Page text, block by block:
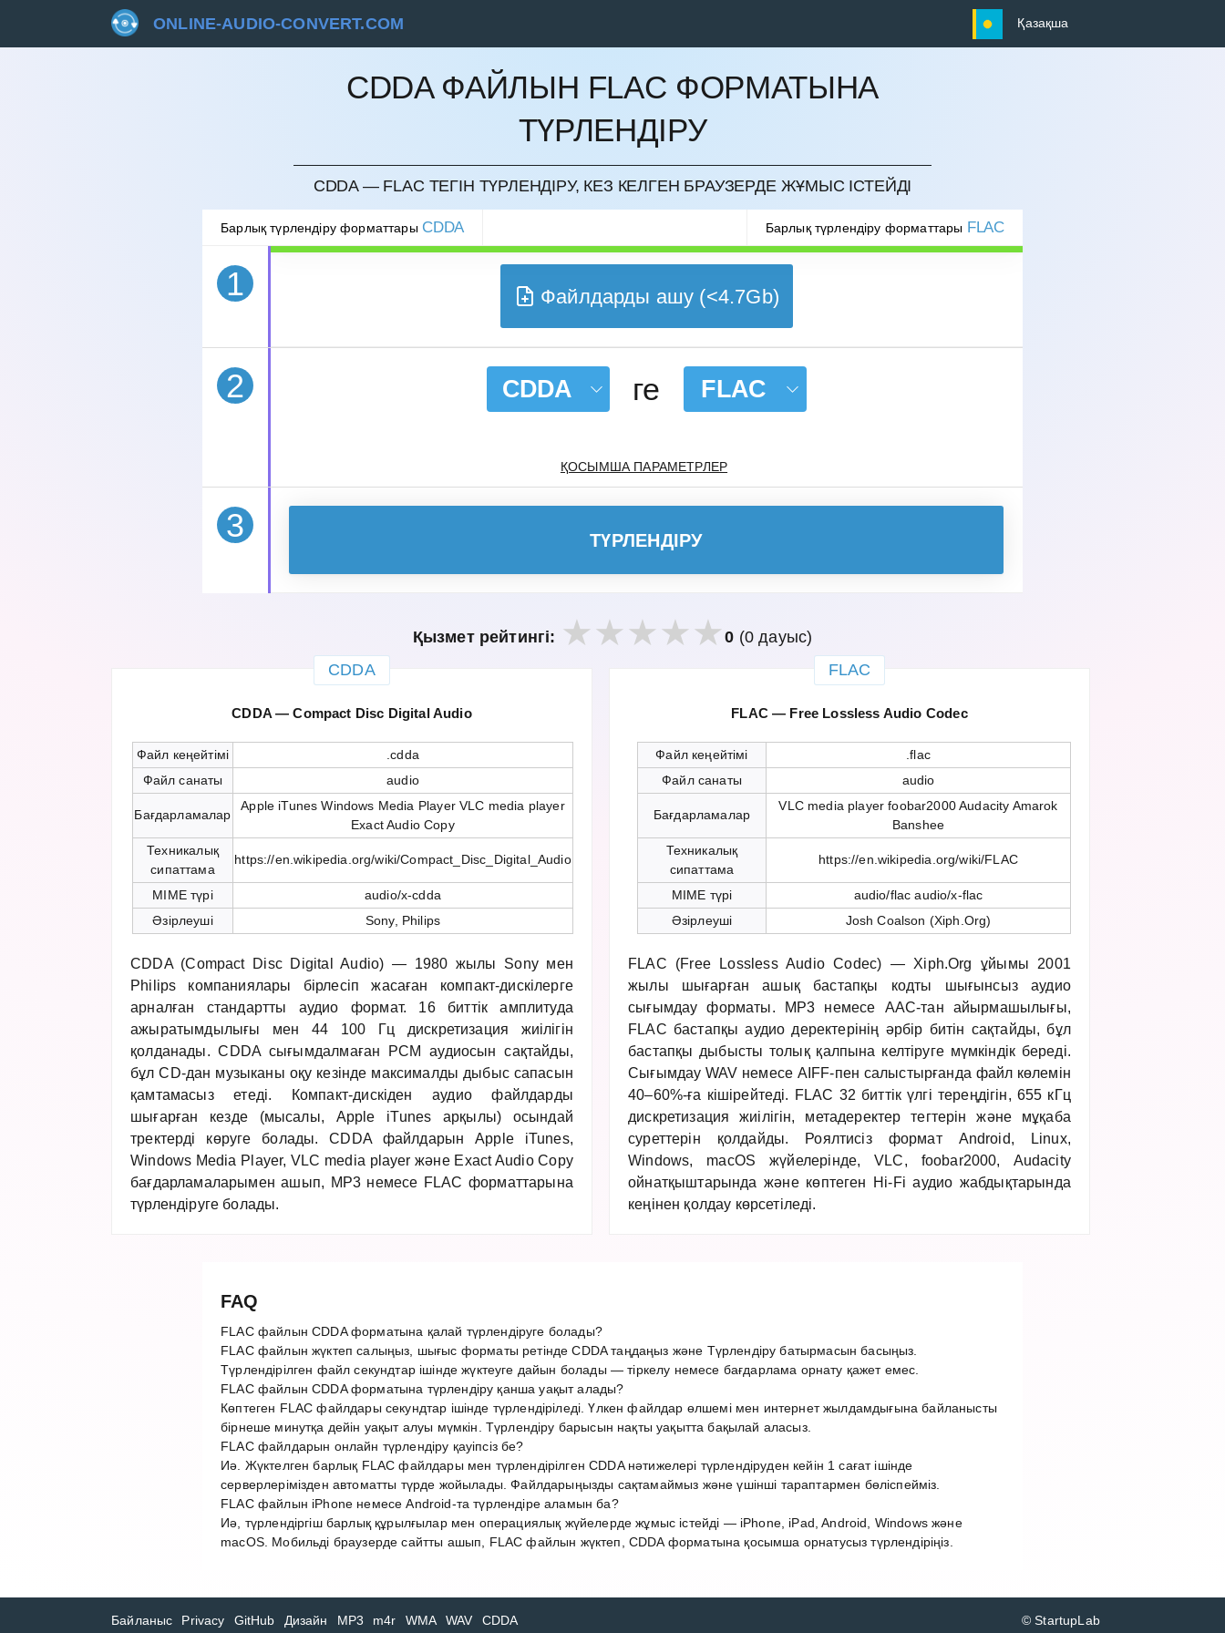
ONLINE-AUDIO-CONVERT.COM Қазақша
CDDA ФАЙЛЫН FLAC ФОРМАТЫНА
ТҮРЛЕНДІРУ
CDDA — FLAC ТЕГІН ТҮРЛЕНДІРУ, КЕЗ КЕЛГЕН БРАУЗЕРДЕ ЖҰМЫС ІСТЕЙДІ
Барлық түрлендіру форматтары CDDA Барлық түрлендіру форматтары FLAC
1
БОЛДЫРМАУ
Файлдарды ашу (<4.7Gb)
2 CDDA ге FLAC
ҚОСЫМША ПАРАМЕТРЛЕР
3 ТҮРЛЕНДІРУ
Қызмет рейтингі: 0 (0 дауыс)
CDDA
CDDA — Compact Disc Digital Audio
Файл кеңейтімі
.cdda
Файл санаты
audio
Бағдарламалар
Apple iTunes Windows Media Player VLC media player
Exact Audio Copy
Техникалық
сипаттама
https://en.wikipedia.org/wiki/Compact_Disc_Digital_Audio
MIME түрі
audio/x-cdda
Әзірлеуші
Sony, Philips
CDDA (Compact Disc Digital Audio) — 1980 жылы Sony мен
Philips компаниялары бірлесіп жасаған компакт-дискілерге
арналған стандартты аудио формат. 16 биттік амплитуда
ажыратымдылығы мен 44 100 Гц дискретизация жиілігін
қолданады. CDDA сығымдалмаған PCM аудиосын сақтайды,
бұл CD-дан музыканы оқу кезінде максималды дыбыс сапасын
қамтамасыз етеді. Компакт-дискіден аудио файлдарды
шығарған кезде (мысалы, Apple iTunes арқылы) осындай
тректерді көруге болады. CDDA файлдарын Apple iTunes,
Windows Media Player, VLC media player және Exact Audio Copy
бағдарламаларымен ашып, MP3 немесе FLAC форматтарына
түрлендіруге болады.
FLAC
FLAC — Free Lossless Audio Codec
Файл кеңейтімі
.flac
Файл санаты
audio
Бағдарламалар
VLC media player foobar2000 Audacity Amarok
Banshee
Техникалық
сипаттама
https://en.wikipedia.org/wiki/FLAC
MIME түрі
audio/flac audio/x-flac
Әзірлеуші
Josh Coalson (Xiph.Org)
FLAC (Free Lossless Audio Codec) — Xiph.Org ұйымы 2001
жылы шығарған ашық бастапқы кодты шығынсыз аудио
сығымдау форматы. MP3 немесе AAC-тан айырмашылығы,
FLAC бастапқы аудио деректерінің әрбір битін сақтайды, бұл
бастапқы дыбысты толық қалпына келтіруге мүмкіндік береді.
Сығымдау WAV немесе AIFF-пен салыстырғанда файл көлемін
40–60%-ға кішірейтеді. FLAC 32 биттік үлгі тереңдігін, 655 кГц
дискретизация жиілігін, метадеректер тегтерін және мұқаба
суреттерін қолдайды. Роялтисіз формат Android, Linux,
Windows, macOS жүйелерінде, VLC, foobar2000, Audacity
ойнатқыштарында және көптеген Hi-Fi аудио жабдықтарында
кеңінен қолдау көрсетіледі.
FAQ
FLAC файлын CDDA форматына қалай түрлендіруге болады?
FLAC файлын жүктеп салыңыз, шығыс форматы ретінде CDDA таңдаңыз және Түрлендіру батырмасын басыңыз.
Түрлендірілген файл секундтар ішінде жүктеуге дайын болады — тіркелу немесе бағдарлама орнату қажет емес.
FLAC файлын CDDA форматына түрлендіру қанша уақыт алады?
Көптеген FLAC файлдары секундтар ішінде түрлендіріледі. Үлкен файлдар өлшемі мен интернет жылдамдығына байланысты
бірнеше минутқа дейін уақыт алуы мүмкін. Түрлендіру барысын нақты уақытта бақылай аласыз.
FLAC файлдарын онлайн түрлендіру қауіпсіз бе?
Иә. Жүктелген барлық FLAC файлдары мен түрлендірілген CDDA нәтижелері түрлендіруден кейін 1 сағат ішінде
серверлерімізден автоматты түрде жойылады. Файлдарыңызды сақтамаймыз және үшінші тараптармен бөліспейміз.
FLAC файлын iPhone немесе Android-та түрлендіре аламын ба?
Иә, түрлендіргіш барлық құрылғылар мен операциялық жүйелерде жұмыс істейді — iPhone, iPad, Android, Windows және
macOS. Мобильді браузерде сайтты ашып, FLAC файлын жүктеп, CDDA форматына қосымша орнатусыз түрлендіріңіз.
Байланыс Privacy GitHub Дизайн MP3 m4r WMA WAV CDDA © StartupLab